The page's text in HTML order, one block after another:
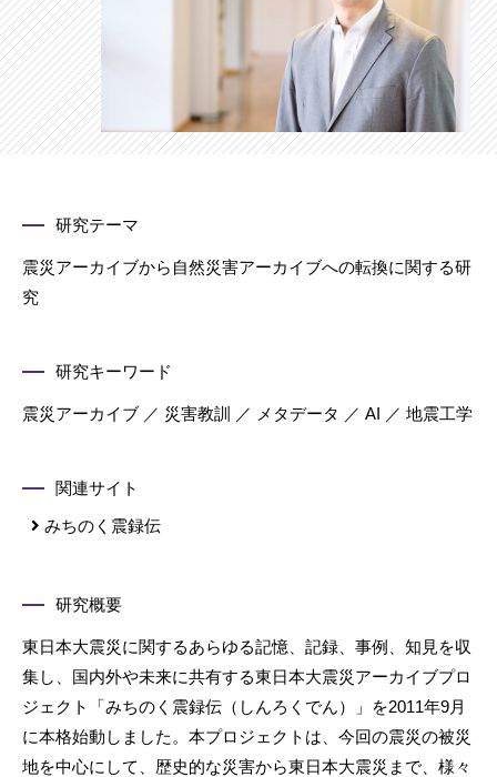
研究テーマ
震災アーカイブから自然災害アーカイブへの転換に関する研
究
研究キーワード
震災アーカイブ ／ 災害教訓 ／ メタデータ ／ AI ／ 地震工学
関連サイト
みちのく震録伝
研究概要
東日本大震災に関するあらゆる記憶、記録、事例、知見を収
集し、国内外や未来に共有する東日本大震災アーカイブプロ
ジェクト「みちのく震録伝（しんろくでん）」を2011年9月
に本格始動しました。本プロジェクトは、今回の震災の被災
地を中心にして、歴史的な災害から東日本大震災まで、様々